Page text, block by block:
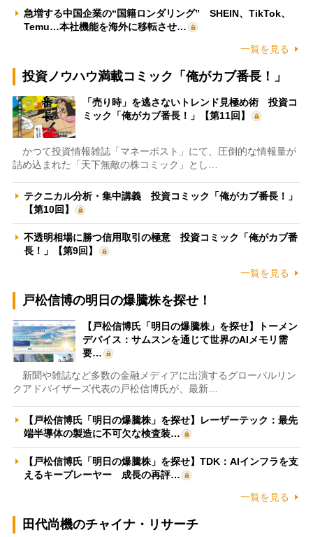
急増する中国企業の“国籍ロンダリング” SHEIN、TikTok、
Temu…本社機能を海外に移転させ…
一覧を見る
投資ノウハウ満載コミック「俺がカブ番長！」
「売り時」を逃さないトレンド見極め術 投資コ
ミック「俺がカブ番長！」【第11回】
かつて投資情報雑誌「マネーポスト」にて、圧倒的な情報量が
詰め込まれた「天下無敵の株コミック」とし…
テクニカル分析・集中講義 投資コミック「俺がカブ番長！」
【第10回】
不透明相場に勝つ信用取引の極意 投資コミック「俺がカブ番
長！」【第9回】
一覧を見る
戸松信博の明日の爆騰株を探せ！
【戸松信博氏「明日の爆騰株」を探せ】トーメン
デバイス：サムスンを通じて世界のAIメモリ需
要…
新聞や雑誌など多数の金融メディアに出演するグローバルリン
クアドバイザーズ代表の戸松信博氏が、最新…
【戸松信博氏「明日の爆騰株」を探せ】レーザーテック：最先
端半導体の製造に不可欠な検査装…
【戸松信博氏「明日の爆騰株」を探せ】TDK：AIインフラを支
えるキープレーヤー 成長の再評…
一覧を見る
田代尚機のチャイナ・リサーチ